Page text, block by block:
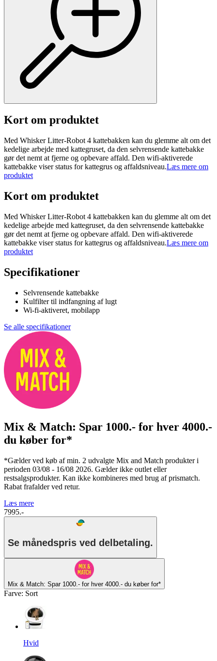
Kort om produktet
Med Whisker Litter-Robot 4 kattebakken kan du glemme alt om det
kedelige arbejde med kattegruset, da den selvrensende kattebakke
gør det nemt at fjerne og opbevare affald. Den wifi-aktiverede
kattebakke viser status for kattegrus og affaldsniveau.Læs mere om
produktet
Kort om produktet
Med Whisker Litter-Robot 4 kattebakken kan du glemme alt om det
kedelige arbejde med kattegruset, da den selvrensende kattebakke
gør det nemt at fjerne og opbevare affald. Den wifi-aktiverede
kattebakke viser status for kattegrus og affaldsniveau.Læs mere om
produktet
Specifikationer
Selvrensende kattebakke
Kulfilter til indfangning af lugt
Wi-fi-aktiveret, mobilapp
Se alle specifikationer
Mix & Match: Spar 1000.- for hver 4000.-
du køber for*
*Gælder ved køb af min. 2 udvalgte Mix and Match produkter i
perioden 03/08 - 16/08 2026. Gælder ikke outlet eller
restsalgsprodukter. Kan ikke kombineres med brug af prismatch.
Rabat frafalder ved retur.
Læs mere
7995.-
Se månedspris ved delbetaling.
Mix & Match: Spar 1000.- for hver 4000.- du køber for*
Farve: Sort
Hvid